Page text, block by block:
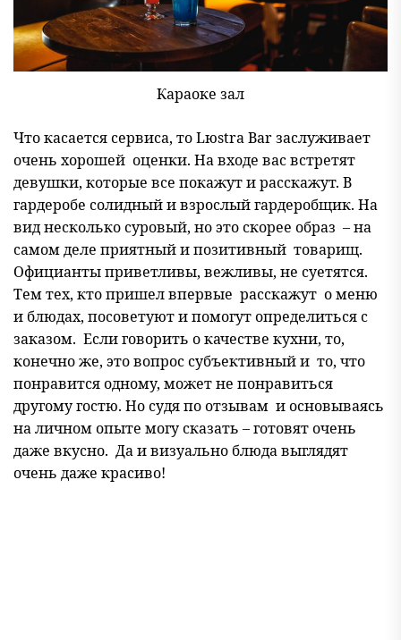
Караоке зал
Что касается сервиса, то Lюstra Bar заслуживает
очень хорошей оценки. На входе вас встретят
девушки, которые все покажут и расскажут. В
гардеробе солидный и взрослый гардеробщик. На
вид несколько суровый, но это скорее образ – на
самом деле приятный и позитивный товарищ.
Официанты приветливы, вежливы, не суетятся.
Тем тех, кто пришел впервые расскажут о меню
и блюдах, посоветуют и помогут определиться с
заказом. Если говорить о качестве кухни, то,
конечно же, это вопрос субъективный и то, что
понравится одному, может не понравиться
другому гостю. Но судя по отзывам и основываясь
на личном опыте могу сказать – готовят очень
даже вкусно. Да и визуально блюда выглядят
очень даже красиво!